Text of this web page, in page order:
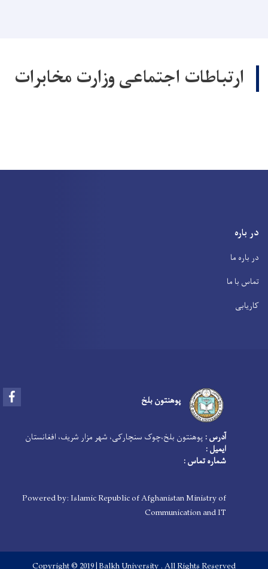
ارتباطات اجتماعی وزارت مخابرات
در باره
در باره ما
تماس با ما
کاریابی
پوهنتون بلخ
آدرس : پوهنتون بلخ،چوک سنچارکی، شهر مزار شریف، افغانستان
ایمیل :
شماره تماس :
Powered by: Islamic Republic of Afghanistan Ministry of
Communication and IT